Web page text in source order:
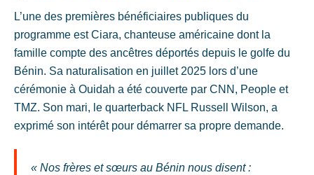
L’une des premières bénéficiaires publiques du
programme est Ciara, chanteuse américaine dont la
famille compte des ancêtres déportés depuis le golfe du
Bénin. Sa naturalisation en juillet 2025 lors d’une
cérémonie à Ouidah a été couverte par CNN, People et
TMZ. Son mari, le quarterback NFL Russell Wilson, a
exprimé son intérêt pour démarrer sa propre demande.
« Nos frères et sœurs au Bénin nous disent :